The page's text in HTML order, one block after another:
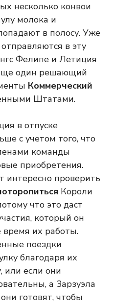
несколько конвои
молока и
в полосу. Уже
в эту
Фелипе и Летиция
один решающий
Коммерческий
Штатами.
в отпуске
с учетом того, что
команды
приобретения.
интересно проверить
Короли
что это даст
который он
время их работы.
поездки
благодаря их
или если они
а Зарзуэла
готовят, чтобы